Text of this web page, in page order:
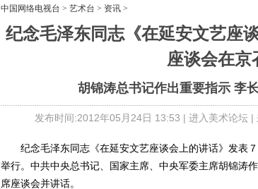
中国网络电视台 > 艺术台 > 资讯 >
纪念毛泽东同志《在延安文艺座
座谈会在京
胡锦涛总书记作出重要指示 李
发布时间:2012年05月24日 13:53 | 进入美术论坛 |
纪念毛泽东同志《在延安文艺座谈会上的讲话》发表
举行。中共中央总书记、国家主席、中央军委主席胡锦涛
席座谈会并讲话。